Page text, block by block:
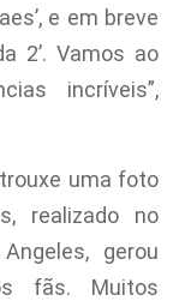
e em breve
2’. Vamos ao
incríveis”,
uma foto
realizado no
gerou
fãs. Muitos